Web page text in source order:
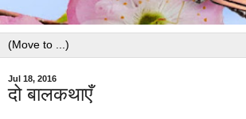
Jul 18, 2016
दो बालकथाएँ